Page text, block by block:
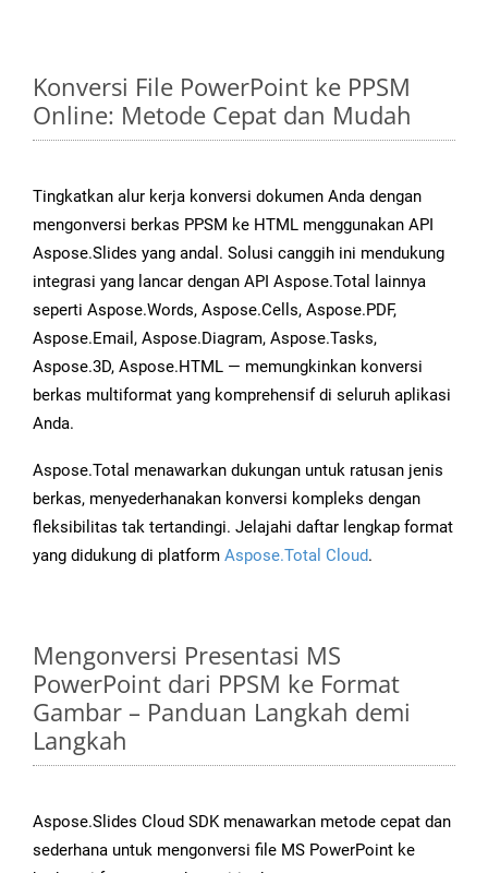
Konversi File PowerPoint ke PPSM
Online: Metode Cepat dan Mudah
Tingkatkan alur kerja konversi dokumen Anda dengan
mengonversi berkas PPSM ke HTML menggunakan API
Aspose.Slides yang andal. Solusi canggih ini mendukung
integrasi yang lancar dengan API Aspose.Total lainnya
seperti Aspose.Words, Aspose.Cells, Aspose.PDF,
Aspose.Email, Aspose.Diagram, Aspose.Tasks,
Aspose.3D, Aspose.HTML — memungkinkan konversi
berkas multiformat yang komprehensif di seluruh aplikasi
Anda.
Aspose.Total menawarkan dukungan untuk ratusan jenis
berkas, menyederhanakan konversi kompleks dengan
fleksibilitas tak tertandingi. Jelajahi daftar lengkap format
yang didukung di platform Aspose.Total Cloud.
Mengonversi Presentasi MS
PowerPoint dari PPSM ke Format
Gambar – Panduan Langkah demi
Langkah
Aspose.Slides Cloud SDK menawarkan metode cepat dan
sederhana untuk mengonversi file MS PowerPoint ke